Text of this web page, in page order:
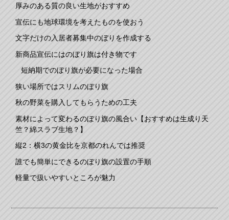
厚みのある質の良い生地がおすすめ
宣伝にも地球環境を考えたものを使おう
文字だけの入居者募集中のぼりを作成する
新商品宣伝にはのぼり旗は付き物です
短納期でのぼり旗が必要になった場合
狭い場所ではスリムのぼり旗
秋の野菜を購入してもらうための工夫
素材によって変わるのぼり旗の風合い【おすすめは生成り天
竺？綿スラブ生地？】
縦2：横3の黄金比を京都のれんでは推奨
誰でも簡単にできるのぼり旗の設置の手順
軽量で扱いやすいところが魅力